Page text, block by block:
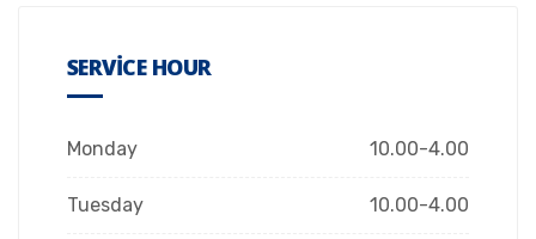
SERVICE HOUR
Monday 10.00-4.00
Tuesday 10.00-4.00